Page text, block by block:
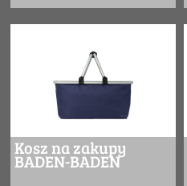
Kosz na zakupy
BADEN-BADEN